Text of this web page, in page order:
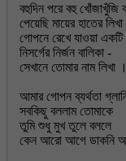
বহুদিন পরে বহু খোঁজাখুঁজি
পেয়েছি মায়ের হাতের লিখা
গোপনে রেখে যাওয়া একটি
নিসর্গের নির্জন বালিকা -
সেখানে তোমার নাম লিখা ।
আমার গোপন ব্যর্থতা
সবকিছু বললাম তোমাকে
তুমি শুধু মুখ তুলে বললে
কেন আরো আগে ডাকনি